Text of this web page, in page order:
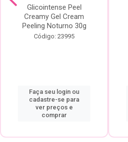
Glicointense Peel
Creamy Gel Cream
Peeling Noturno 30g
Código: 23995
Faça seu login ou
cadastre-se para
ver preços e
comprar